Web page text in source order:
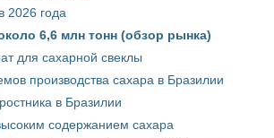
2026 года
6,6 млн тонн (обзор рынка)
для сахарной свеклы
производства сахара в Бразилии
в Бразилии
содержанием сахара